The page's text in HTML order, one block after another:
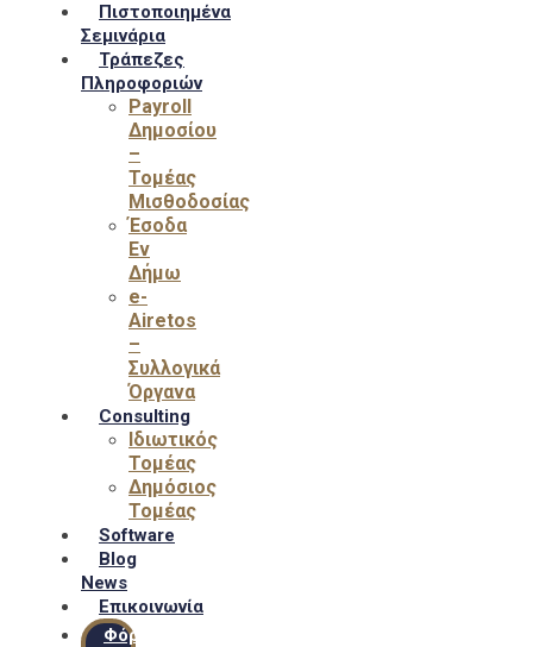
Πιστοποιημένα
Σεμινάρια
Τράπεζες
Πληροφοριών
Payroll
Δημοσίου
–
Τομέας
Μισθοδοσίας
Έσοδα
Εν
Δήμω
e-
Airetos
–
Συλλογικά
Όργανα
Consulting
Ιδιωτικός
Τομέας
Δημόσιος
Τομέας
Software
Blog
News
Επικοινωνία
Φόρμα